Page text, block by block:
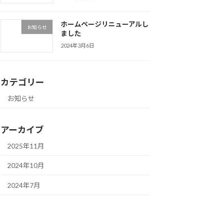
お知らせ
ホームページリニューアルし
ました
2024年3月6日
カテゴリー
お知らせ
アーカイブ
2025年11月
2024年10月
2024年7月